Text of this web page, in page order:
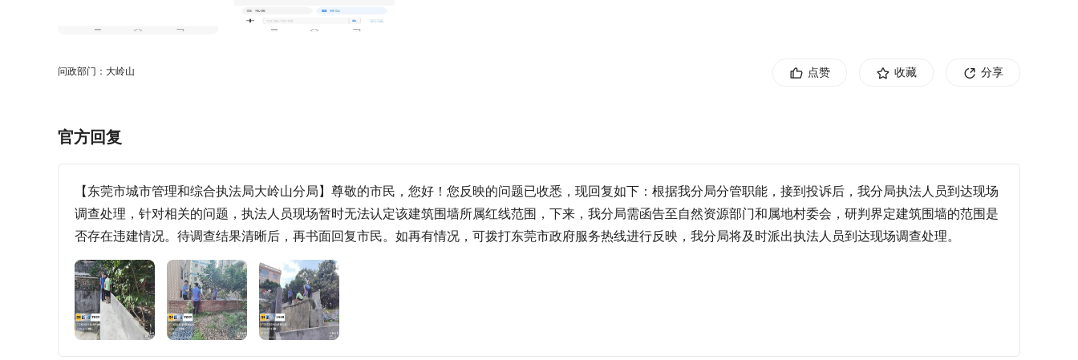
问政部门：大岭山 点赞 收藏 分享
官方回复
【东莞市城市管理和综合执法局大岭山分局】尊敬的市民，您好！您反映的问题已收悉，现回复如下：根据我分局分管职能，接到投诉后，我分局执法人员到达现场
调查处理，针对相关的问题，执法人员现场暂时无法认定该建筑围墙所属红线范围，下来，我分局需函告至自然资源部门和属地村委会，研判界定建筑围墙的范围是
否存在违建情况。待调查结果清晰后，再书面回复市民。如再有情况，可拨打东莞市政府服务热线进行反映，我分局将及时派出执法人员到达现场调查处理。